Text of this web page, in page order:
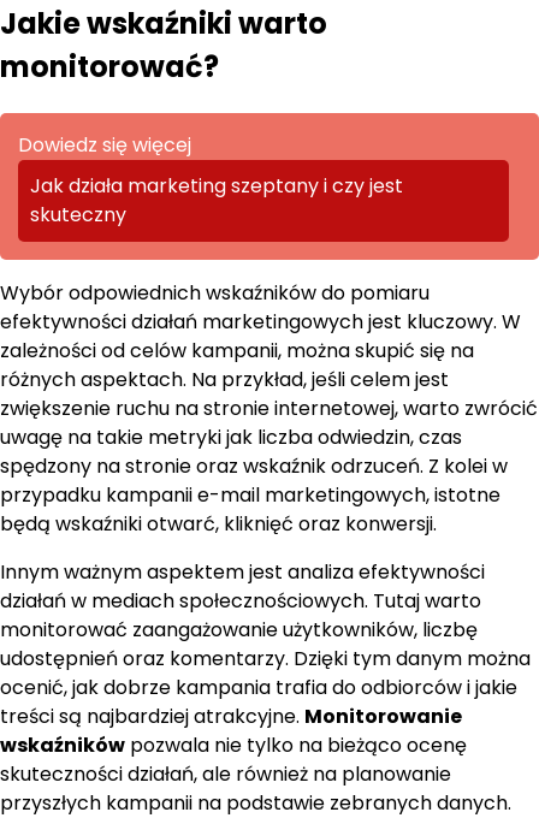
Jakie wskaźniki warto
monitorować?
Dowiedz się więcej
Jak działa marketing szeptany i czy jest
skuteczny
Wybór odpowiednich wskaźników do pomiaru
efektywności działań marketingowych jest kluczowy. W
zależności od celów kampanii, można skupić się na
różnych aspektach. Na przykład, jeśli celem jest
zwiększenie ruchu na stronie internetowej, warto zwrócić
uwagę na takie metryki jak liczba odwiedzin, czas
spędzony na stronie oraz wskaźnik odrzuceń. Z kolei w
przypadku kampanii e-mail marketingowych, istotne
będą wskaźniki otwarć, kliknięć oraz konwersji.
Innym ważnym aspektem jest analiza efektywności
działań w mediach społecznościowych. Tutaj warto
monitorować zaangażowanie użytkowników, liczbę
udostępnień oraz komentarzy. Dzięki tym danym można
ocenić, jak dobrze kampania trafia do odbiorców i jakie
treści są najbardziej atrakcyjne. Monitorowanie
wskaźników pozwala nie tylko na bieżąco ocenę
skuteczności działań, ale również na planowanie
przyszłych kampanii na podstawie zebranych danych.